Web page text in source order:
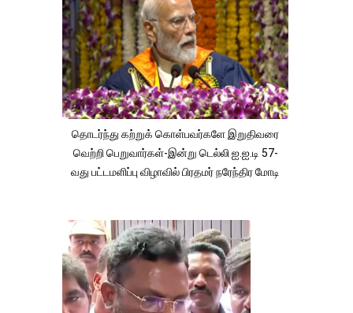
தொடர்ந்து கற்றுக் கொள்பவர்களே இறுதிவரை
வெற்றி பெறுவார்கள்-இன்று டெல்லி ஐ.ஐ.டி 57-
வது பட்டமளிப்பு விழாவில் பிரதமர் நரேந்திர மோடி